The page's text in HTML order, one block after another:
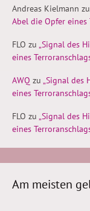
Andreas Kielmann zu
Abel die Opfer eines
FLO zu „Signal des
eines
AWQ zu „Signal
eines
FLO zu „Signal des
eines
Am meisten